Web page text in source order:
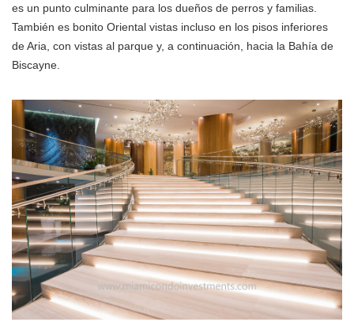
es un punto culminante para los dueños de perros y familias.
También es bonito Oriental vistas incluso en los pisos inferiores
de Aria, con vistas al parque y, a continuación, hacia la Bahía de
Biscayne.